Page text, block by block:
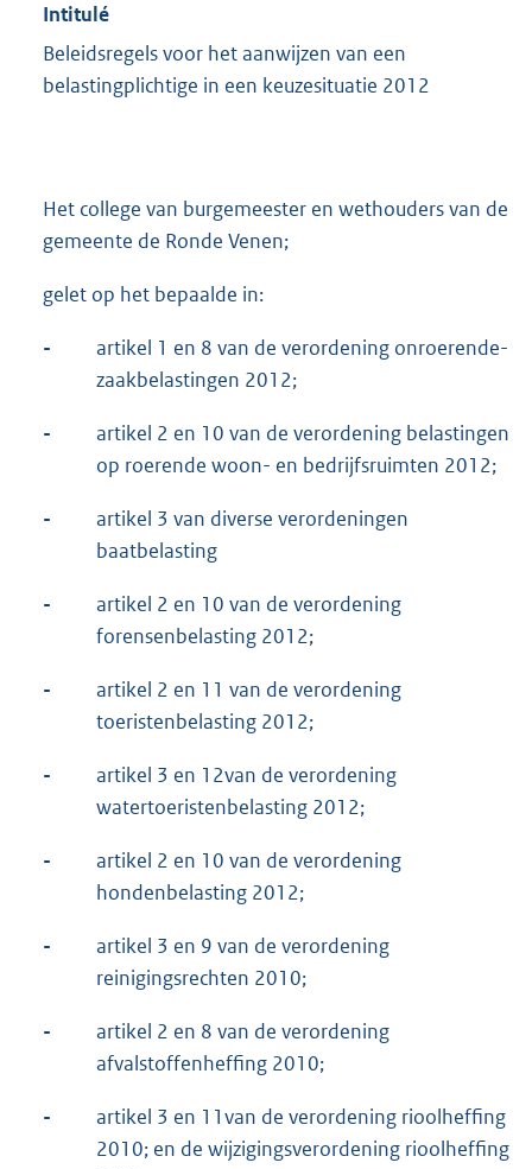
Intitulé
Beleidsregels voor het aanwijzen van een
belastingplichtige in een keuzesituatie 2012
Het college van burgemeester en wethouders van de
gemeente de Ronde Venen;
gelet op het bepaalde in:
-
artikel 1 en 8 van de verordening onroerende-
zaakbelastingen 2012;
-
artikel 2 en 10 van de verordening belastingen
op roerende woon- en bedrijfsruimten 2012;
-
artikel 3 van diverse verordeningen
baatbelasting
-
artikel 2 en 10 van de verordening
forensenbelasting 2012;
-
artikel 2 en 11 van de verordening
toeristenbelasting 2012;
-
artikel 3 en 12van de verordening
watertoeristenbelasting 2012;
-
artikel 2 en 10 van de verordening
hondenbelasting 2012;
-
artikel 3 en 9 van de verordening
reinigingsrechten 2010;
-
artikel 2 en 8 van de verordening
afvalstoffenheffing 2010;
-
artikel 3 en 11van de verordening rioolheffing
2010; en de wijzigingsverordening rioolheffing